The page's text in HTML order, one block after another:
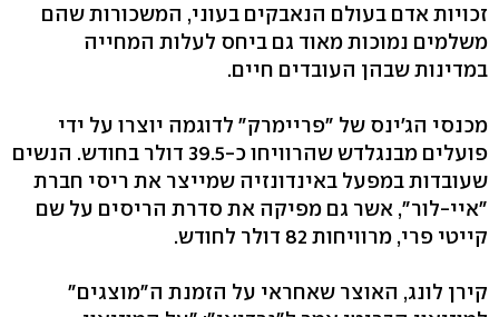
זכויות אדם בעולם הנאבקים בעוני, המשכורות שהם
משלמים נמוכות מאוד גם ביחס לעלות המחייה
במדינות שבהן העובדים חיים.
מכנסי הג'ינס של "פריימרק" לדוגמה יוצרו על ידי
פועלים מבנגלדש שהרוויחו כ-39.5 דולר בחודש. הנשים
שעובדות במפעל באינדונזיה שמייצר את ריסי חברת
"איי-לור", אשר גם מפיקה את סדרת הריסים על שם
קייטי פרי, מרוויחות 82 דולר לחודש.
קירן לונג, האוצר שאחראי על הזמנת ה"מוצגים"